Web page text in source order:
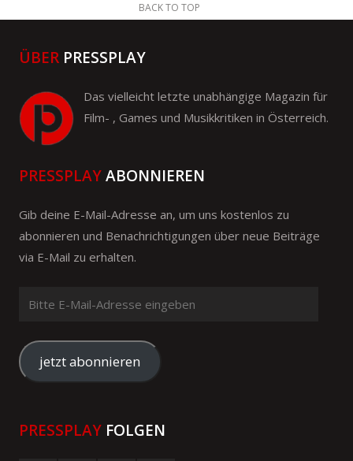
BACK TO TOP
ÜBER PRESSPLAY
Das vielleicht letzte unabhängige Magazin für
Film- , Games und Musikkritiken in Österreich.
PRESSPLAYABONNIEREN
Gib deine E-Mail-Adresse an, um uns kostenlos zu
abonnieren und Benachrichtigungen über neue Beiträge
via E-Mail zu erhalten.
Mail-
Adresse
eingeben
jetzt abonnieren
PRESSPLAY FOLGEN